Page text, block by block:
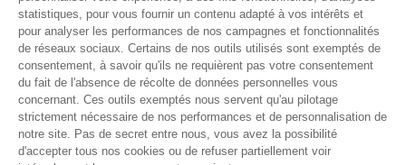
RÉSEAUX SOCIAUX
Facebook
Instagram
Pinterest